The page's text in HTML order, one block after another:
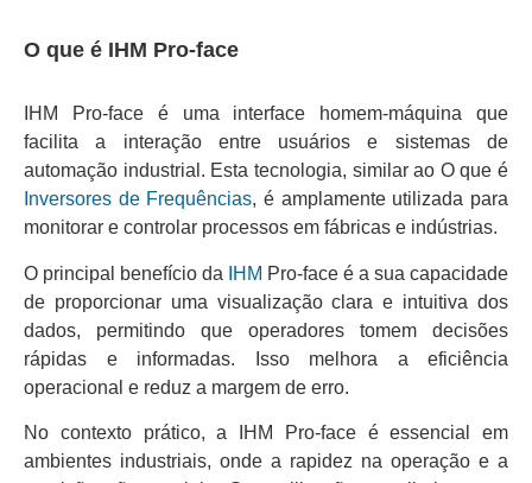
O que é IHM Pro-face
IHM Pro-face é uma interface homem-máquina que
facilita a interação entre usuários e sistemas de
automação industrial. Esta tecnologia, similar ao O que é
Inversores de Frequências, é amplamente utilizada para
monitorar e controlar processos em fábricas e indústrias.
O principal benefício da IHM Pro-face é a sua capacidade
de proporcionar uma visualização clara e intuitiva dos
dados, permitindo que operadores tomem decisões
rápidas e informadas. Isso melhora a eficiência
operacional e reduz a margem de erro.
No contexto prático, a IHM Pro-face é essencial em
ambientes industriais, onde a rapidez na operação e a